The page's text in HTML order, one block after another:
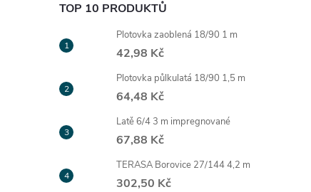
TOP 10 PRODUKTŮ
Plotovka zaoblená 18/90 1 m
42,98 Kč
Plotovka půlkulatá 18/90 1,5 m
64,48 Kč
Latě 6/4 3 m impregnované
67,88 Kč
TERASA Borovice 27/144 4,2 m
302,50 Kč